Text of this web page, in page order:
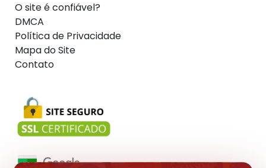
O site é confiável?
DMCA
Política de Privacidade
Mapa do Site
Contato